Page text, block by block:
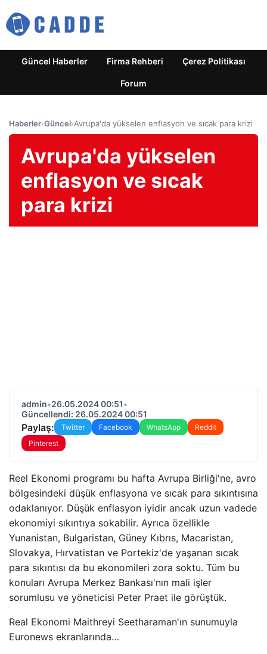
Güncel Haberler Firma Rehberi Çerez Politikası
Forum
Haberler›Güncel›Avrupa'da yükselen enflasyon ve sıcak para krizi
Avrupa'da yükselen
enflasyon ve sıcak
para krizi
admin•26.05.2024 00:51•
Güncellendi: 26.05.2024 00:51
Paylaş: Twitter Facebook WhatsApp
Reddit
Pinterest
Reel Ekonomi programı bu hafta Avrupa Birliği'ne, avro
bölgesindeki düşük enflasyona ve sıcak para sıkıntısına
odaklanıyor. Düşük enflasyon iyidir ancak uzun vadede
ekonomiyi sıkıntıya sokabilir. Ayrıca özellikle
Yunanistan, Bulgaristan, Güney Kıbrıs, Macaristan,
Slovakya, Hırvatistan ve Portekiz'de yaşanan sıcak
para sıkıntısı da bu ekonomileri zora soktu. Tüm bu
konuları Avrupa Merkez Bankası'nın mali işler
sorumlusu ve yöneticisi Peter Praet ile görüştük.
Real Ekonomi Maithreyi Seetharaman'ın sunumuyla
Euronews ekranlarında…